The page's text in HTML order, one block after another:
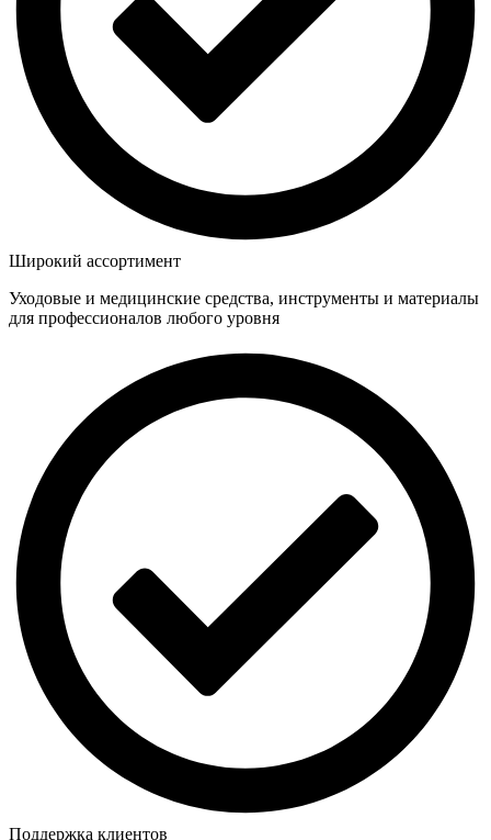
Широкий ассортимент
Уходовые и медицинские средства, инструменты и материалы
для профессионалов любого уровня
Поддержка клиентов